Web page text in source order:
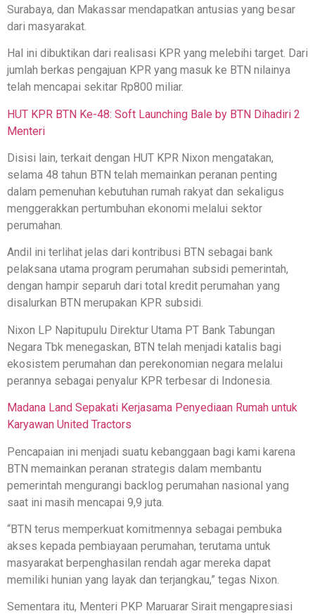
Surabaya, dan Makassar mendapatkan antusias yang besar
dari masyarakat.
Hal ini dibuktikan dari realisasi KPR yang melebihi target. Dari
jumlah berkas pengajuan KPR yang masuk ke BTN nilainya
telah mencapai sekitar Rp800 miliar.
HUT KPR BTN Ke-48: Soft Launching Bale by BTN Dihadiri 2
Menteri
Disisi lain, terkait dengan HUT KPR Nixon mengatakan,
selama 48 tahun BTN telah memainkan peranan penting
dalam pemenuhan kebutuhan rumah rakyat dan sekaligus
menggerakkan pertumbuhan ekonomi melalui sektor
perumahan.
Andil ini terlihat jelas dari kontribusi BTN sebagai bank
pelaksana utama program perumahan subsidi pemerintah,
dengan hampir separuh dari total kredit perumahan yang
disalurkan BTN merupakan KPR subsidi.
Nixon LP Napitupulu Direktur Utama PT Bank Tabungan
Negara Tbk menegaskan, BTN telah menjadi katalis bagi
ekosistem perumahan dan perekonomian negara melalui
perannya sebagai penyalur KPR terbesar di Indonesia.
Madana Land Sepakati Kerjasama Penyediaan Rumah untuk
Karyawan United Tractors
Pencapaian ini menjadi suatu kebanggaan bagi kami karena
BTN memainkan peranan strategis dalam membantu
pemerintah mengurangi backlog perumahan nasional yang
saat ini masih mencapai 9,9 juta.
“BTN terus memperkuat komitmennya sebagai pembuka
akses kepada pembiayaan perumahan, terutama untuk
masyarakat berpenghasilan rendah agar mereka dapat
memiliki hunian yang layak dan terjangkau,” tegas Nixon.
Sementara itu, Menteri PKP Maruarar Sirait mengapresiasi